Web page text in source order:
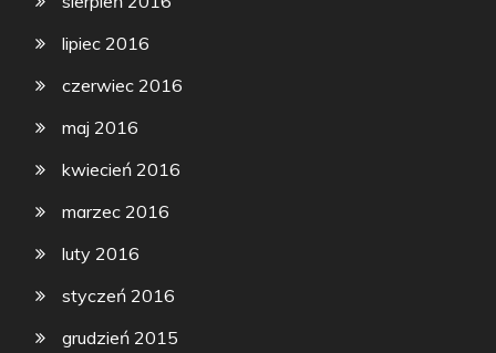
lipiec 2016
czerwiec 2016
maj 2016
kwiecień 2016
marzec 2016
luty 2016
styczeń 2016
grudzień 2015